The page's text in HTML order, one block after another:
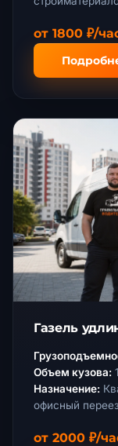
от 1800 ₽/
Газель
Объем кузова:
Назначение:
офисный
от 2000 ₽/